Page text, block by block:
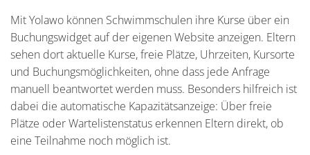
Mit Yolawo können Schwimmschulen ihre Kurse über ein
Buchungswidget auf der eigenen Website anzeigen. Eltern
sehen dort aktuelle Kurse, freie Plätze, Uhrzeiten, Kursorte
und Buchungsmöglichkeiten, ohne dass jede Anfrage
manuell beantwortet werden muss. Besonders hilfreich ist
dabei die automatische Kapazitätsanzeige: Über freie
Plätze oder Wartelistenstatus erkennen Eltern direkt, ob
eine Teilnahme noch möglich ist.